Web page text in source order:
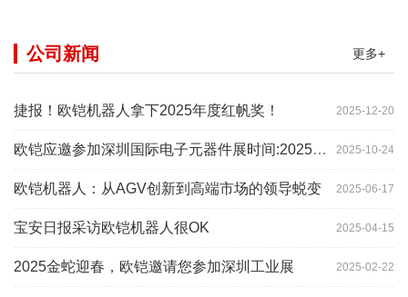
更多+
公司新闻
2025-12-20
捷报！欧铠机器人拿下2025年度红帆奖！
2025-10-24
欧铠应邀参加深圳国际电子元器件展时间:2025年10月28-
2025-06-17
欧铠机器人：从AGV创新到高端市场的领导蜕变
2025-04-15
宝安日报采访欧铠机器人很OK
2025-02-22
2025金蛇迎春，欧铠邀请您参加深圳工业展